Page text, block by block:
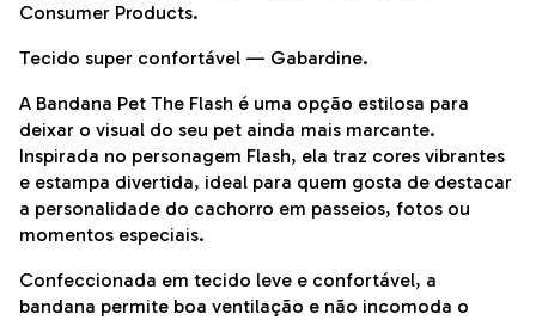
Consumer Products.
Tecido super confortável — Gabardine.
A Bandana Pet The Flash é uma opção estilosa para
deixar o visual do seu pet ainda mais marcante.
Inspirada no personagem Flash, ela traz cores vibrantes
e estampa divertida, ideal para quem gosta de destacar
a personalidade do cachorro em passeios, fotos ou
momentos especiais.
Confeccionada em tecido leve e confortável, a
bandana permite boa ventilação e não incomoda o